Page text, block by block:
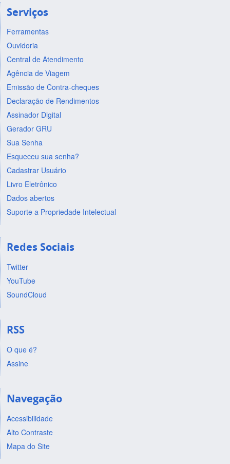
Serviços
Ferramentas
Ouvidoria
Central de Atendimento
Agência de Viagem
Emissão de Contra-cheques
Declaração de Rendimentos
Assinador Digital
Gerador GRU
Sua Senha
Esqueceu sua senha?
Cadastrar Usuário
Livro Eletrônico
Dados abertos
Suporte a Propriedade Intelectual
Redes Sociais
Twitter
YouTube
SoundCloud
RSS
O que é?
Assine
Navegação
Acessibilidade
Alto Contraste
Mapa do Site